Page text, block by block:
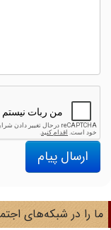
ارسال پیام
را در شبکه‌های